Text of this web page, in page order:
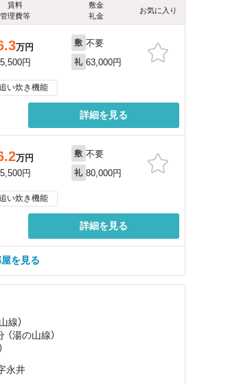
賃料
管理費等
敷金
礼金
お気に入り
万円
5,500円
敷 不要
礼 63,000円
い炊き機能
詳細を見る
万円
5,500円
敷 不要
礼 80,000円
い炊き機能
詳細を見る
を見る
線）
（湯の山線）
永井